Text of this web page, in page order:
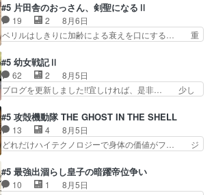
す隼人を見てなぜか不安に… 無理なダイエットは
禁物だけど、なかなか結… 「これからもお手入
れ、がんばりゅ」ありが…
鈴奈（@0suzuna0）が【マリー… 村ごと乗っ取
られてたら流石に気付かないか… 《漫画版少し読
んだことある》エリックとゴ… ロックは敵に容赦
無くブスっといくから気持… 勇者パーティー再結
構エグいことするよな… ねぇ猫耳ガール、敵の根
城に乗り込む事を同… 世もや替えが利くと復活P
とは？！もう来週…
#5 片田舎のおっさん、剣聖になるⅡ
19 2
8月6日
ベリルはしきりに加齢による衰えを口にする… 重
んじゃないですか。魔物の群を発見した… アマプ
ラにて視聴終わり！サーベルボア討伐… を言い訳
にしたくないものですねwボア狩り… 先生として
のベリルが好きだけど、今回みた… 4人だけでサ
ーベルボアが暴れてると聞い… ちょっと年齢の事
を言いすぎとゆーか言い訳… ベリルの母もやはり
只者じゃなかったかベリ…
#5 幼女戦記Ⅱ
62 2
8月5日
ブログを更新しました!!宜しければ、是非… 少し
ゥーアの唯一の手駒が強すぎる笑あお… 私にとっ
て完全にご褒美回ゼー様の葉巻シー… やはりター
ニャが後方指揮だと展開に迫力が… “貧乏籤百連
無料ガチャ”100連でも1回… 2期入ってから地味
ばならぬ」って言葉に… ゼートゥーア左遷によっ
て参謀本部の連携が… 緊張感ある戦闘描写とギャ
#5 攻殻機動隊 THE GHOST IN THE SHELL
13 4
8月5日
どれだけハイテクノロジーで身体の価値がフ… ジ
コマだいぶ理性持ち始めた。この世界の… 原作読
んだのもう何年も前なのに、覚えてる… コイルの
#5 最強出涸らし皇子の暗躍帝位争い
10 1
8月5日